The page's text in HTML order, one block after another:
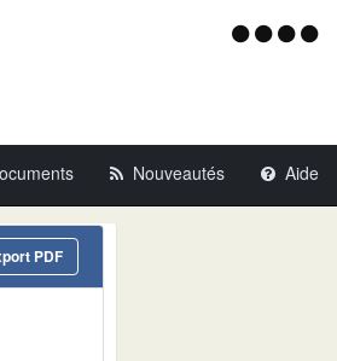
Menu
Nouveautés Aide
PDF